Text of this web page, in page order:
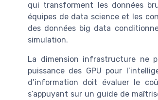
qui transforment les données
équipes de data science et les
des données big data
simulation.
La dimension infrastructure ne
puissance des GPU pour
d’information doit évaluer le
s’appuyant sur un guide de